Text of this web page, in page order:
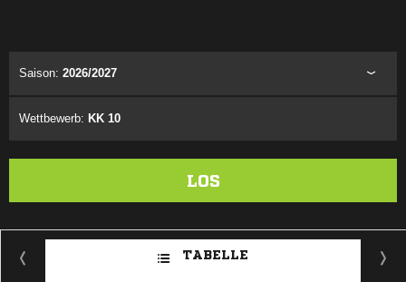
Saison: 2026/2027
Wettbewerb: KK 10
LOS
TABELLE